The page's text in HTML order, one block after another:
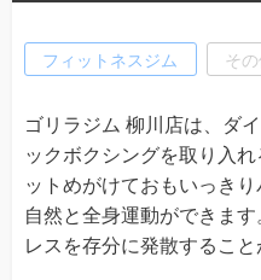
フィットネスジム そ
ゴリラジム 柳川店は、ダ
ックボクシングを取り入
ットめがけておもいっき
自然と全身運動ができま
レスを存分に発散すること